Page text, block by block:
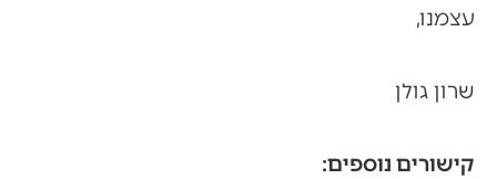
עצמנו,
שרון גולן
קישורים נוספים: